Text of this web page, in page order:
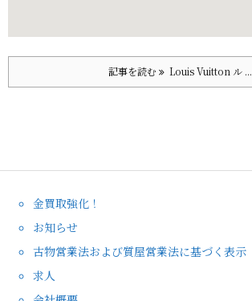
記事を読む Louis Vuitton ル ...
金買取強化！
お知らせ
古物営業法および質屋営業法に基づく表示
求人